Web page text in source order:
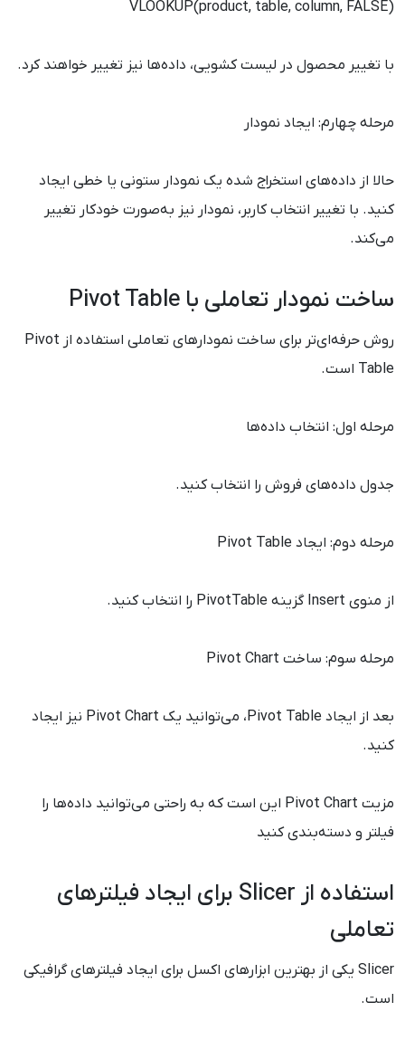
VLOOKUP(product, table, column, FALSE)
با تغییر محصول در لیست کشویی، داده‌ها نیز تغییر خواهند کرد.
مرحله چهارم: ایجاد نمودار
حالا از داده‌های استخراج شده یک نمودار ستونی یا خطی ایجاد
کنید. با تغییر انتخاب کاربر، نمودار نیز به‌صورت خودکار تغییر
می‌کند.
ساخت نمودار تعاملی با Pivot Table
روش حرفه‌ای‌تر برای ساخت نمودارهای تعاملی استفاده از Pivot
Table است.
مرحله اول: انتخاب داده‌ها
جدول داده‌های فروش را انتخاب کنید.
مرحله دوم: ایجاد Pivot Table
از منوی Insert گزینه PivotTable را انتخاب کنید.
مرحله سوم: ساخت Pivot Chart
بعد از ایجاد Pivot Table، می‌توانید یک Pivot Chart نیز ایجاد
کنید.
مزیت Pivot Chart این است که به راحتی می‌توانید داده‌ها را
فیلتر و دسته‌بندی کنید
استفاده از Slicer برای ایجاد فیلترهای
تعاملی
Slicer یکی از بهترین ابزارهای اکسل برای ایجاد فیلترهای گرافیکی
است.